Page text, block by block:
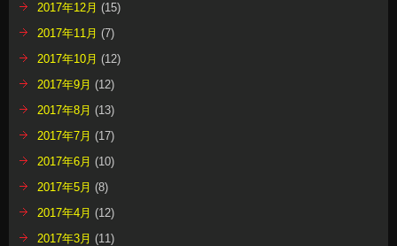
2017年12月 (15)
2017年11月 (7)
2017年10月 (12)
2017年9月 (12)
2017年8月 (13)
2017年7月 (17)
2017年6月 (10)
2017年5月 (8)
2017年4月 (12)
2017年3月 (11)